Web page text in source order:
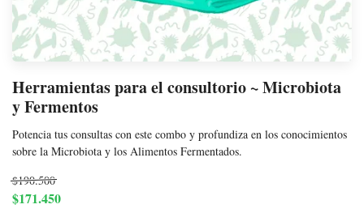
Herramientas para el consultorio ~ Microbiota
y Fermentos
Potencia tus consultas con este combo y profundiza en los conocimientos
sobre la Microbiota y los Alimentos Fermentados.
$190.500
$171.450